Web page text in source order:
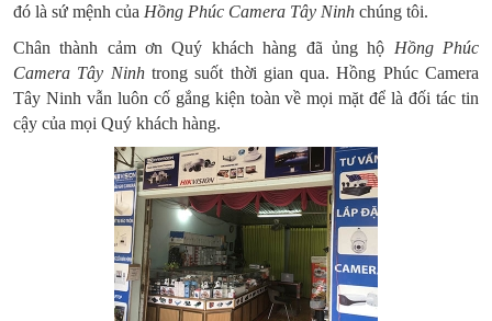
đó là sứ mệnh của Hồng Phúc Camera Tây Ninh chúng tôi.
Chân thành cảm ơn Quý khách hàng đã ủng hộ Hồng Phúc
Camera Tây Ninhtrong suốt thời gian qua. Hồng Phúc Camera
Tây Ninh vẫn luôn cố gắng kiện toàn về mọi mặt để là đối tác tin
cậy của mọi Quý khách hàng.